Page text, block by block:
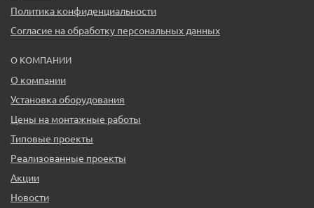
Политика конфиденциальности
Согласие на обработку персональных данных
О КОМПАНИИ
О компании
Установка оборудования
Цены на монтажные работы
Типовые проекты
Реализованные проекты
Акции
Новости